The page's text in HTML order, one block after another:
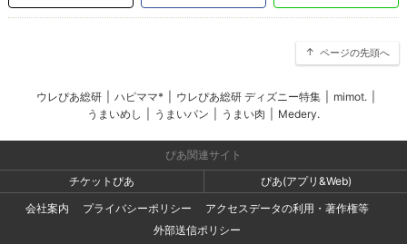
ページの先頭へ
ウレぴあ総研 ハピママ* ウレぴあ総研 ディズニー特集 mimot.
うまいめし
うまいパン うまい肉 Medery.
ぴあ関連サイト
チケットぴあ
ぴあ(アプリ&Web)
会社案内
プライバシーポリシー
アクセスデータの利用・著作権等
外部送信ポリシー